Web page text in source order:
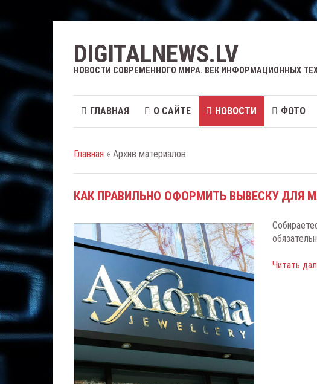
DIGITALNEWS.LV
НОВОСТИ СОВРЕМЕННОГО МИРА. ВЕК ИНФОРМАЦИОННЫХ
ГЛАВНАЯ О САЙТЕ НОВОСТИ ФОТО
Главная » Архив материалов
КАК ПРАВИЛЬНО ОФОРМИТЬ ВЫВЕСКУ ДЛЯ
Читать